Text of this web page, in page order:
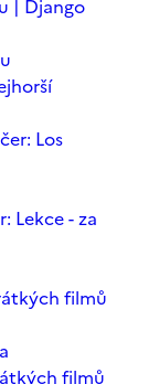
| Django
Los
Lekce - za
filmů
filmů